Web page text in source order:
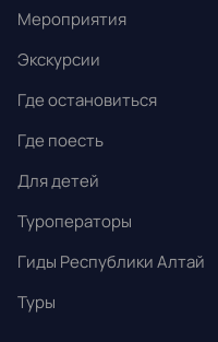
Мероприятия
Экскурсии
Где остановиться
Где поесть
Для детей
Туроператоры
Гиды Республики Алтай
Туры